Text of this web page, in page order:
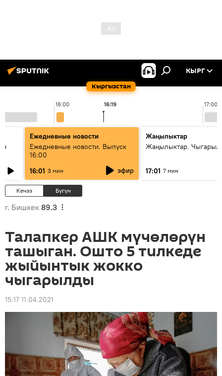
Кыргызстан
КЫРГ
16:00 17:00
16:19
Ежедневные новости
Ежедневные новости. Выпуск
16:00
16:01 3 мин эфир
Жаңылыктар
Жаңылыктар.
17:01 7 мин
Кечээ Бүгүн
г. Бишкек 89.3
Талапкер АШК мүчөлөрүн
ташыган. Ошто 5 тилкеде
жыйынтык жокко
чыгарылды
15:17 11.04.2021